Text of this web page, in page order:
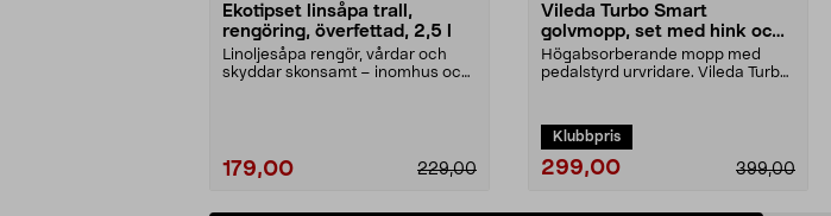
Ekotipset linsåpa trall,
rengöring, överfettad, 2,5 l
Linoljesåpa rengör, vårdar och
skyddar skonsamt – inomhus och
179,00 229,00
Vileda Turbo Smart
golvmopp, set med hink och
urvridare
Högabsorberande mopp med
pedalstyrd urvridare. Vileda Turbo
Klubbpris
299,00 399,00